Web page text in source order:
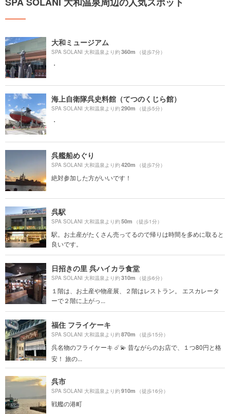
大和ミュージアム
SPA SOLANI 大和温泉より約360m （徒歩7分）
・
海上自衛隊呉史料館（てつのくじら館）
SPA SOLANI 大和温泉より約290m （徒歩5分）
・
呉艦船めぐり
SPA SOLANI 大和温泉より約420m （徒歩7分）
絶対参加した方がいいです！
呉駅
SPA SOLANI 大和温泉より約50m （徒歩1分）
駅。お土産がたくさん売ってるので帰りは時間を多めに取ると
良いです。
日招きの里 呉ハイカラ食堂
SPA SOLANI 大和温泉より約310m （徒歩6分）
１階は、お土産や物産展、２階はレストラン。 エスカレータ
ーで２階に上がっ...
福住 フライケーキ
SPA SOLANI 大和温泉より約870m （徒歩15分）
呉名物のフライケーキ ☄️💫 昔ながらのお店で、１つ80円と格
安！ 旅の...
呉市
SPA SOLANI 大和温泉より約910m （徒歩16分）
戦艦の港町